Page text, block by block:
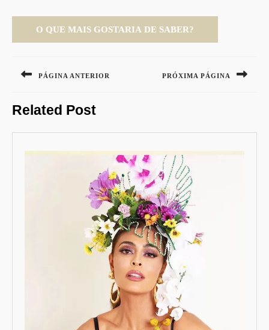
de
PÁGINA ANTERIOR
post:
PRÓXIMA PÁGINA
Related Post